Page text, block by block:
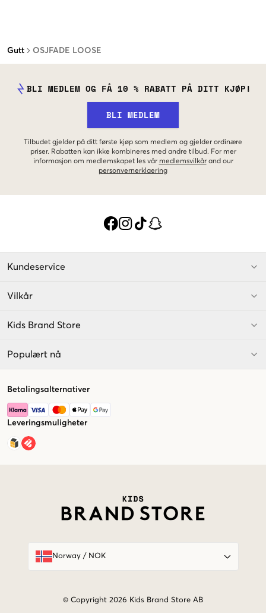
Gutt OSJFADE LOOSE
BLI MEDLEM OG FÅ 10 % RABATT PÅ DITT KJØP!
BLI MEDLEM
Tilbudet gjelder på ditt første kjøp som medlem og gjelder ordinære
priser. Rabatten kan ikke kombineres med andre tilbud. For mer
informasjon om medlemskapet les vår medlemsvilkår and our
personvernerklaering
Kundeservice
Vilkår
Kids Brand Store
Populært nå
Betalingsalternativer
Leveringsmuligheter
Norway/ NOK
© Copyright 2026 Kids Brand Store AB